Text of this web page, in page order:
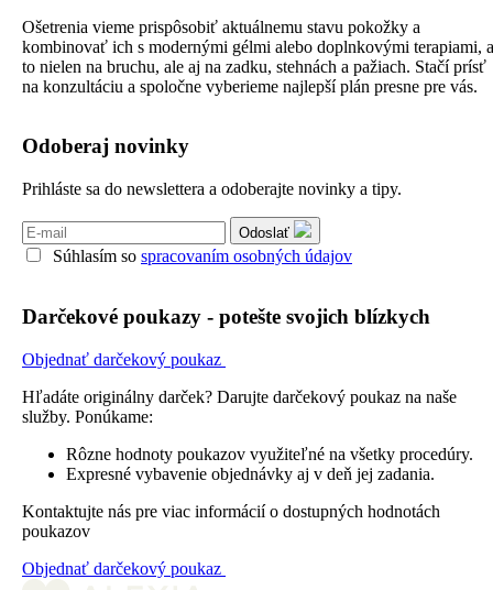
Ošetrenia vieme prispôsobiť aktuálnemu stavu pokožky a
kombinovať ich s modernými gélmi alebo doplnkovými terapiami, a
to nielen na bruchu, ale aj na zadku, stehnách a pažiach. Stačí prísť
na konzultáciu a spoločne vyberieme najlepší plán presne pre vás.
Odoberaj novinky
Prihláste sa do newslettera a odoberajte novinky a tipy.
Odoslať
Súhlasím so spracovaním osobných údajov
Darčekové poukazy - potešte svojich blízkych
Objednať darčekový poukaz
Hľadáte originálny darček? Darujte darčekový poukaz na naše
služby. Ponúkame:
Rôzne hodnoty poukazov využiteľné na všetky procedúry.
Expresné vybavenie objednávky aj v deň jej zadania.
Kontaktujte nás pre viac informácií o dostupných hodnotách
poukazov
Objednať darčekový poukaz